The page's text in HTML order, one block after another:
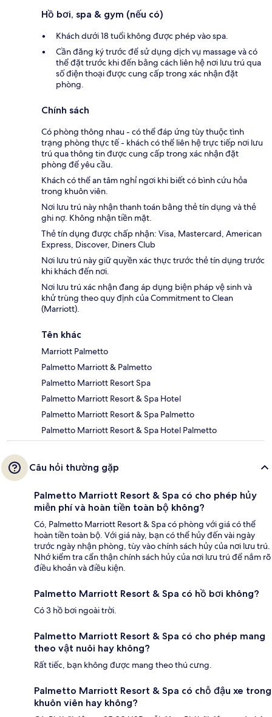
Hồ bơi, spa & gym (nếu có)
Khách dưới 18 tuổi không được phép vào spa.
Cần đăng ký trước để sử dụng dịch vụ massage và có
thể đặt trước khi đến bằng cách liên hệ nơi lưu trú qua
số điện thoại được cung cấp trong xác nhận đặt
phòng.
Chính sách
Có phòng thông nhau - có thể đáp ứng tùy thuộc tình
trạng phòng thực tế - khách có thể liên hệ trực tiếp nơi lưu
trú qua thông tin được cung cấp trong xác nhận đặt
phòng để yêu cầu.
Khách có thể an tâm nghỉ ngơi khi biết có bình cứu hỏa
trong khuôn viên.
Nơi lưu trú này nhận thanh toán bằng thẻ tín dụng và thẻ
ghi nợ. Không nhận tiền mặt.
Thẻ tín dụng được chấp nhận: Visa, Mastercard, American
Express, Discover, Diners Club
Nơi lưu trú này giữ quyền xác thực trước thẻ tín dụng trước
khi khách đến nơi.
Nơi lưu trú xác nhận đang áp dụng biện pháp vệ sinh và
khử trùng theo quy định của Commitment to Clean
(Marriott).
Tên khác
Marriott Palmetto
Palmetto Marriott & Palmetto
Palmetto Marriott Resort Spa
Palmetto Marriott Resort & Spa Hotel
Palmetto Marriott Resort & Spa Palmetto
Palmetto Marriott Resort & Spa Hotel Palmetto
Câu hỏi thường gặp
Palmetto Marriott Resort & Spa có cho phép hủy
miễn phí và hoàn tiền toàn bộ không?
Có, Palmetto Marriott Resort & Spa có phòng với giá có thể
hoàn tiền toàn bộ. Với giá này, bạn có thể hủy đến vài ngày
trước ngày nhận phòng, tùy vào chính sách hủy của nơi lưu trú.
Nhớ kiểm tra cẩn thận chính sách hủy của nơi lưu trú để nắm rõ
điều khoản và điều kiện.
Palmetto Marriott Resort & Spa có hồ bơi không?
Có 3 hồ bơi ngoài trời.
Palmetto Marriott Resort & Spa có cho phép mang
theo vật nuôi hay không?
Rất tiếc, bạn không được mang theo thú cưng.
Palmetto Marriott Resort & Spa có chỗ đậu xe trong
khuôn viên hay không?